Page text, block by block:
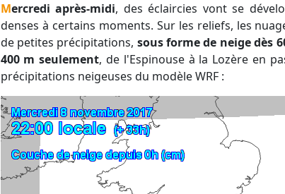
Mercredi après-midi, des éclaircies vont se
denses à certains moments. Sur les reliefs, les
de petites précipitations, sous forme de neige dès
400 m seulement, de l'Espinouse à la Lozère en
précipitations neigeuses du modèle WRF :